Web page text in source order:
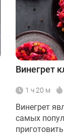
Винегрет
1 ч 20 м
Винегрет
самых